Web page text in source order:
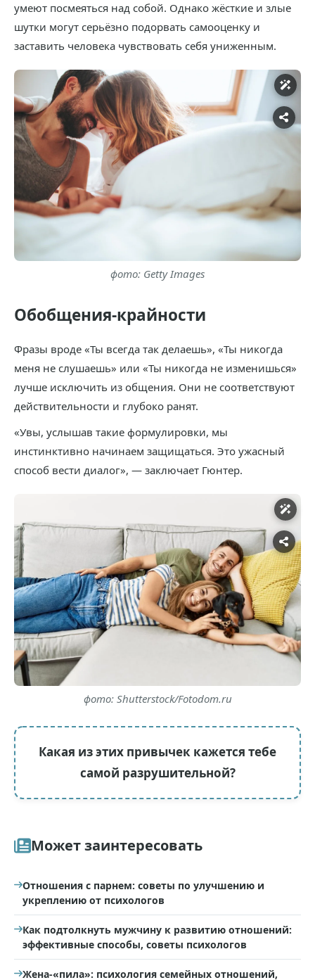
умеют посмеяться над собой. Однако жёсткие и злые
шутки могут серьёзно подорвать самооценку и
заставить человека чувствовать себя униженным.
фото: Getty Images
Обобщения-крайности
Фразы вроде «Ты всегда так делаешь», «Ты никогда
меня не слушаешь» или «Ты никогда не изменишься»
лучше исключить из общения. Они не соответствуют
действительности и глубоко ранят.
«Увы, услышав такие формулировки, мы
инстинктивно начинаем защищаться. Это ужасный
способ вести диалог», — заключает Гюнтер.
фото: Shutterstock/Fotodom.ru
Какая из этих привычек кажется тебе
самой разрушительной?
Может заинтересовать
Отношения с парнем: советы по улучшению и
укреплению от психологов
Как подтолкнуть мужчину к развитию отношений:
эффективные способы, советы психологов
Жена-«пила»: психология семейных отношений,